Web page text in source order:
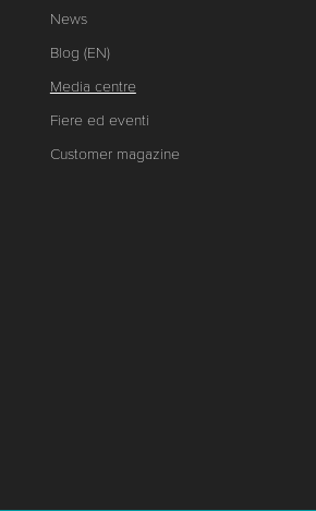
News
Blog (EN)
Media centre
Fiere ed eventi
Customer magazine